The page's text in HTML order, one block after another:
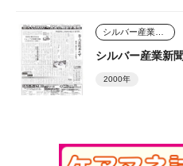
シルバー産業新
2000年